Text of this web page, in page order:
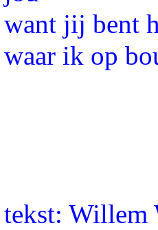
want jij bent
waar ik op
tekst: